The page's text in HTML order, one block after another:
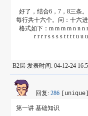
好了，结合6，7，8三条
每行共十六个。问：十六
格式如下：m m m m n n
r r r r s s s s t t t t u u u
B2层 发表时间: 04-12-24
回复: 286 [unique]
第一讲 基础知识